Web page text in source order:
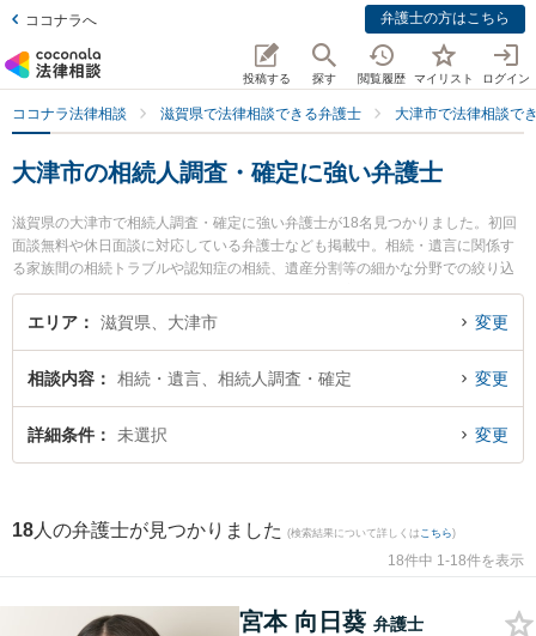
ココナラへ 弁護士の方はこちら
投稿する 探す 閲覧履歴 マイリスト ログイン
ココナラ法律相談 滋賀県で法律相談できる弁護士 大津市で法律相談で
大津市の相続人調査・確定に強い弁護士
滋賀県の大津市で相続人調査・確定に強い弁護士が18名見つかりました。初回
面談無料や休日面談に対応している弁護士なども掲載中。相続・遺言に関係す
る家族間の相続トラブルや認知症の相続、遺産分割等の細かな分野での絞り込
み検索もでき便利です。特に湖都経営法律事務所の宮本 向日葵弁護士や湖都経
営法律事務所の山口 智之弁護士、やすだ法律事務所の安田 慶太弁護士のプロフ
ィール情報や弁護士費用、強みなどが注目されています。『大津市で土日や夜
『相続人調査・確定のトラブル解決の実績豊富な近くの弁護士を検索したい』
『初回相談無料で相続人調査・確定を法律相談できる大津市内の弁護士に相談
予約したい』などでお困りの相談者さんにおすすめです。
エリア 滋賀県、大津市 変更
相談内容 相続・遺言、相続人調査・確定 変更
詳細条件 未選択 変更
18 人の弁護士が見つかりました (検索結果について詳しくは こちら)
18件中 1-18件を表示
宮本 向日葵 弁護士